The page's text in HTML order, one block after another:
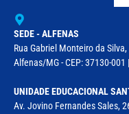
SEDE - ALFENAS
Rua Gabriel Monteiro da
Alfenas/MG - CEP: 37130-
UNIDADE EDUCACIONAL
Av. Jovino Fernandes Sales,